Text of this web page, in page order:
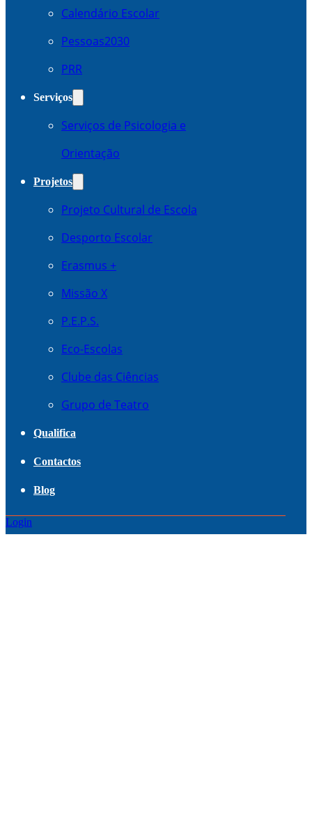
Calendário Escolar
Pessoas2030
PRR
Serviços
Serviços de Psicologia e
Orientação
Projetos
Projeto Cultural de Escola
Desporto Escolar
Erasmus +
Missão X
P.E.P.S.
Eco-Escolas
Clube das Ciências
Grupo de Teatro
Qualifica
Contactos
Blog
Login